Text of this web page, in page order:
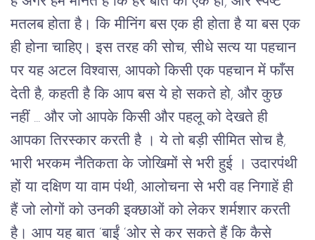
मतलब होता है। कि मीनिंग बस एक ही होता है या बस एक
ही होना चाहिए। इस तरह की सोच, सीधे सत्य या पहचान
पर यह अटल विश्वास, आपको किसी एक पहचान में फाँस
देती है, कहती है कि आप बस ये हो सकते हो, और कुछ
नहीं ... और जो आपके किसी और पहलू को देखते ही
आपका तिरस्कार करती है
। ये तो बड़ी सीमित सोच है,
भारी भरकम नैतिकता के जोखिमों से भरी हुई
। उदारपंथी
हों या दक्षिण या वाम पंथी, आलोचना से भरी वह निगाहें ही
हैं जो लोगों को उनकी इक्छाओं को लेकर शर्मशार करती
है। आप यह बात ‘बाईं ‘ओर से कर सकते हैं कि कैसे